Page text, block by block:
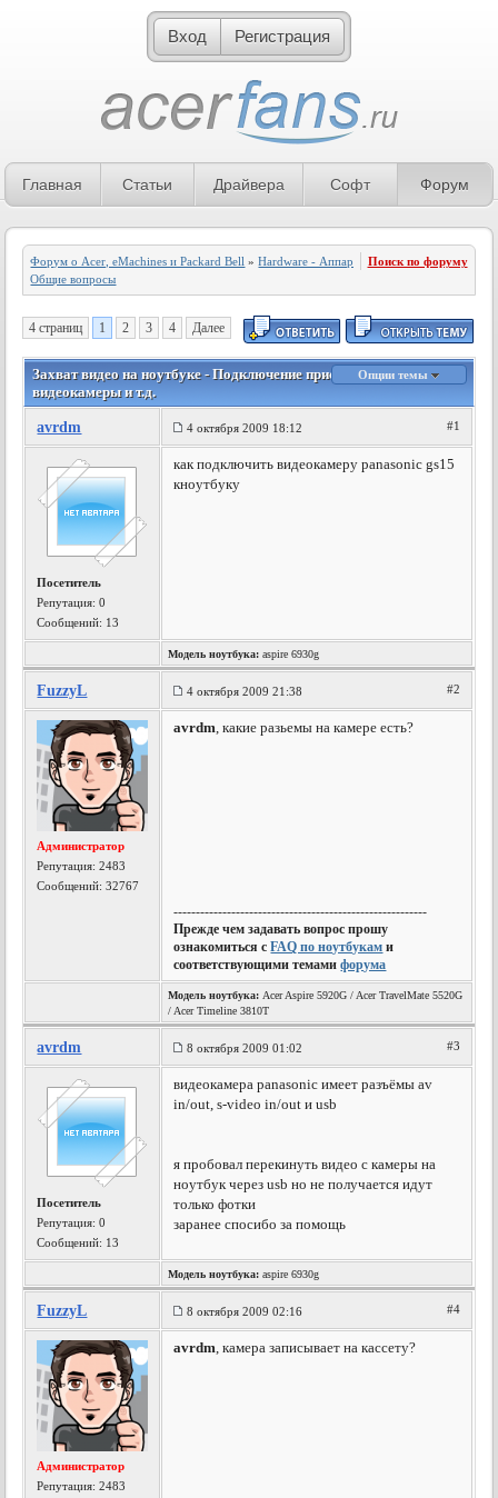
Вход Регистрация
Главная Статьи Драйвера Софт Форум
Форум о Acer, eMachines и Packard Bell »Hardware - Аппаратное обеспечение»
Общие вопросы
Поиск по форуму
4 страниц 1 2 3 4 Далее
Захват видео на ноутбуке - Подключение приставки,
видеокамеры и т.д.
Опции темы
avrdm 4 октября 2009 18:12 #1
Посетитель
Репутация:0
Сообщений: 13
как подключить видеокамеру panasonic gs15
кноутбуку
Модель ноутбука: aspire 6930g
FuzzyL 4 октября 2009 21:38 #2
Администратор
Репутация:2483
Сообщений: 32767
avrdm, какие разьемы на камере есть?
---------------------------------------------------------
Прежде чем задавать вопрос прошу
ознакомиться сFAQ по ноутбукам и
соответствующими темамифорума
Модель ноутбука: Acer Aspire 5920G / Acer TravelMate 5520G
/ Acer Timeline 3810T
avrdm 8 октября 2009 01:02 #3
Посетитель
Репутация:0
Сообщений: 13
видеокамера panasonic имеет разъёмы av
in/out, s-video in/out и usb
я пробовал перекинуть видео с камеры на
ноутбук через usb но не получается идут
только фотки
заранее спосибо за помощь
Модель ноутбука: aspire 6930g
FuzzyL 8 октября 2009 02:16 #4
Администратор
Репутация:2483
avrdm, камера записывает на кассету?